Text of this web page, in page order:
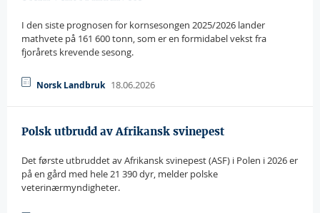
I den siste prognosen for kornsesongen 2025/2026 lander
mathvete på 161 600 tonn, som er en formidabel vekst fra
fjorårets krevende sesong.
Norsk Landbruk 18.06.2026
Polsk utbrudd av Afrikansk svinepest
Det første utbruddet av Afrikansk svinepest (ASF) i Polen i 2026 er
på en gård med hele 21 390 dyr, melder polske
veterinærmyndigheter.